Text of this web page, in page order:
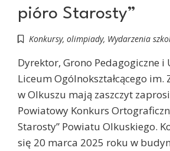
pióro Starosty”
Konkursy, olimpiady, Wydarzenia
Dyrektor, Grono Pedagogiczne i
Liceum Ogólnokształcącego
w Olkuszu mają zaszczyt
Powiatowy Konkurs
Starosty” Powiatu Olkuskiego.
się 20 marca 2025 roku w